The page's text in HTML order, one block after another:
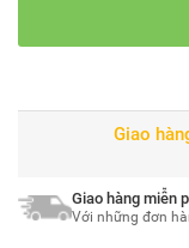
Giao
Giao hàng miễn
Với những đơn